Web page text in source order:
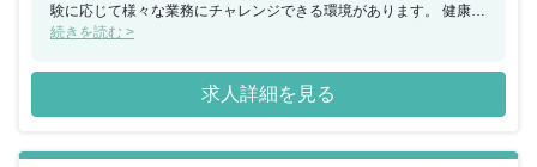
験に応じて様々な業務にチャレンジできる環境があります。 健康経
営優良法人2022（大規模法人部門）に認定され、リモートワークや
働き方改革にも力を入れている企業です。
続きを読む >
求人詳細を見る